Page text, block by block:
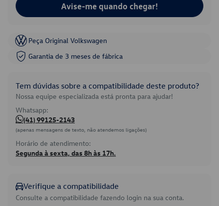
Avise-me quando chegar!
Peça Original Volkswagen
Garantia de 3 meses de fábrica
Tem dúvidas sobre a compatibilidade deste produto?
Nossa equipe especializada está pronta para ajudar!
Whatsapp:
(41) 99125-2143
(apenas mensagens de texto, não atendemos ligações)
Horário de atendimento:
Segunda à sexta, das 8h às 17h.
Verifique a compatibilidade
Consulte a compatibilidade fazendo login na sua conta.